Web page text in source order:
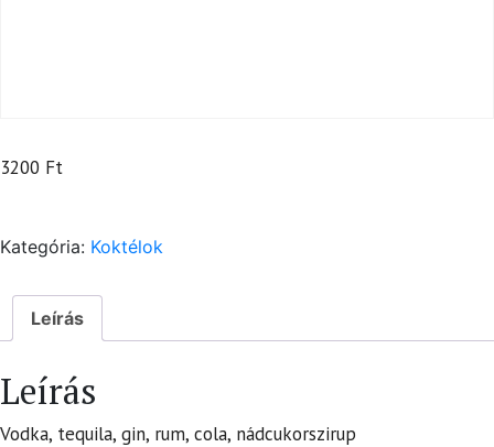
3200 Ft
Kategória: Koktélok
Leírás
Leírás
Vodka, tequila, gin, rum, cola, nádcukorszirup